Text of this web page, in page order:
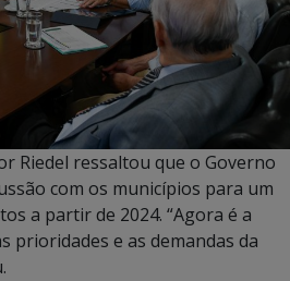
Riedel ressaltou que o Governo
com os municípios para um
a partir de 2024. “Agora é a
prioridades e as demandas da